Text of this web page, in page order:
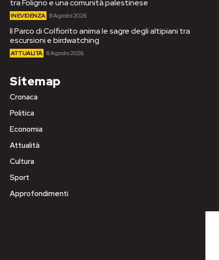
tra Foligno e una comunità palestinese
IN EVIDENZA 8 Agosto 2026
Il Parco di Colfiorito anima le sagre degli altipiani tra
escursioni e birdwatching
ATTUALITÀ 8 Agosto 2026
Sitemap
Cronaca
Politica
Economia
Attualità
Cultura
Sport
Approfondimenti